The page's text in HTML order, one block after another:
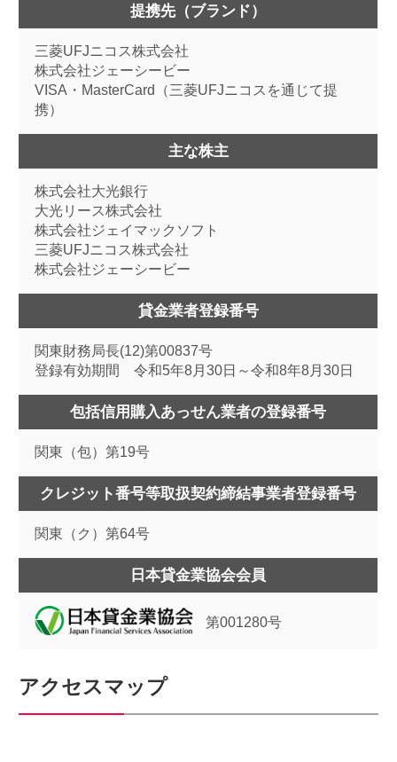
提携先（ブランド）
三菱UFJニコス株式会社
株式会社ジェーシービー
VISA・MasterCard（三菱UFJニコスを通じて提
携）
主な株主
株式会社大光銀行
大光リース株式会社
株式会社ジェイマックソフト
三菱UFJニコス株式会社
株式会社ジェーシービー
貸金業者登録番号
関東財務局長(12)第00837号
登録有効期間 令和5年8月30日～令和8年8月30日
包括信用購入あっせん業者の登録番号
関東（包）第19号
クレジット番号等取扱契約締結事業者登録番号
関東（ク）第64号
日本貸金業協会会員
第001280号
アクセスマップ